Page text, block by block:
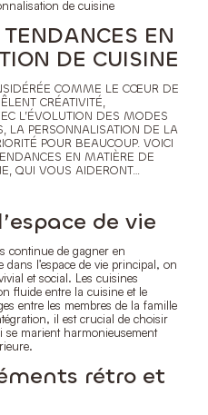
de cuisine
EN
DE CUISINE
COMME LE CŒUR DE
CRÉATIVITÉ,
L’ÉVOLUTION DES MODES
LA PERSONNALISATION DE LA
POUR BEAUCOUP. VOICI
EN MATIÈRE DE
QUI VOUS AIDERONT…
de vie
continue de gagner en
l’espace de vie principal, on
et social. Les cuisines
fluide entre la cuisine et le
entre les membres de la famille
il est crucial de choisir
se marient harmonieusement
rétro et